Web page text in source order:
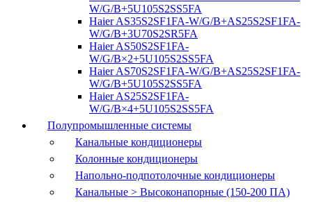
W/G/B+5U105S2SS5FA
Haier AS35S2SF1FA-W/G/B+AS25S2SF1FA-
W/G/B+3U70S2SR5FA
Haier AS50S2SF1FA-
W/G/B×2+5U105S2SS5FA
Haier AS70S2SF1FA-W/G/B+AS25S2SF1FA-
W/G/B+5U105S2SS5FA
Haier AS25S2SF1FA-
W/G/B×4+5U105S2SS5FA
Полупромышленные системы
Канальные кондиционеры
Колонные кондиционеры
Напольно-подпотолочные кондиционеры
Канальные > Высоконапорные (150-200 ПА)